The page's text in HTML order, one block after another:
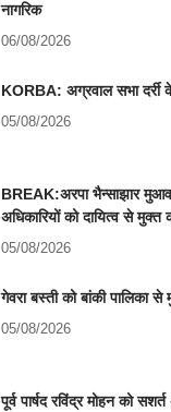
नागरिक
06/08/2026
KORBA: अग्रवाल सभा दर्री
05/08/2026
BREAK:अरपा भैन्साझार
अधिकारियों को दायित्व से मुक्त
05/08/2026
गेवरा बस्ती को बांकी पालिका
05/08/2026
पूर्व पार्षद रविंद्र मोहन को